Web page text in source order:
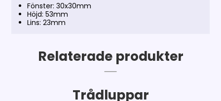
Fönster: 30x30mm
Höjd: 53mm
Lins: 23mm
Relaterade produkter
Trådluppar